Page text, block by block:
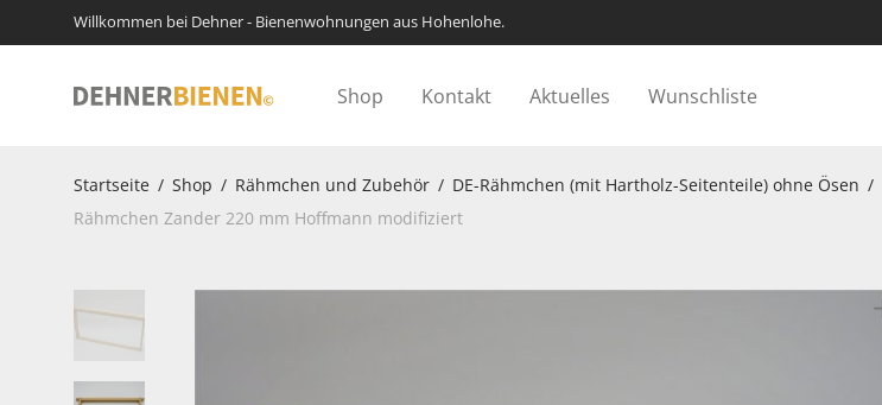
Willkommen bei Dehner - Bienenwohnungen aus Hohenlohe.
Shop Kontakt Aktuelles Wunschliste
Startseite / Shop / Rähmchen und Zubehör / DE-Rähmchen (mit Hartholz-Seitenteile) ohne Ösen /
Rähmchen Zander 220 mm Hoffmann modifiziert